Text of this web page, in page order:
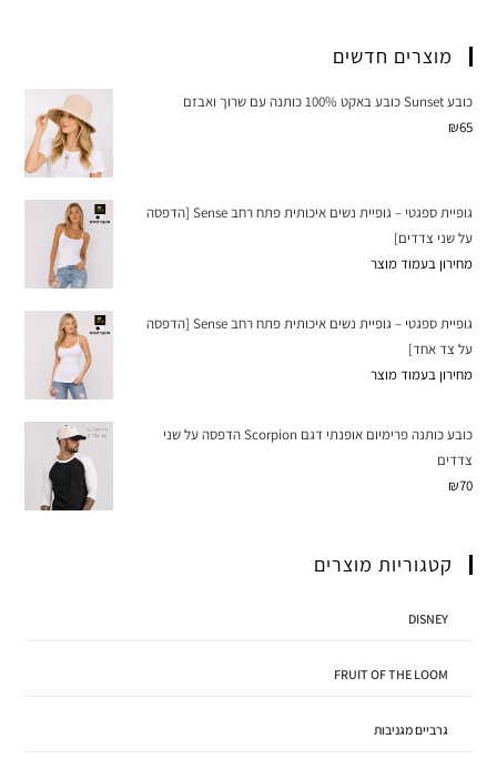
מוצרים חדשים
כובע Sunset כובע באקט 100% כותנה עם שרוך ואבזם
₪65
גופיית ספגטי – גופיית נשים איכותית פתח רחב Sense [הדפסה
על שני צדדים]
מחירון בעמוד מוצר
גופיית ספגטי – גופיית נשים איכותית פתח רחב Sense [הדפסה
על צד אחד]
מחירון בעמוד מוצר
כובע כותנה פרימיום אופנתי דגם Scorpion הדפסה על שני
צדדים
₪70
קטגוריות מוצרים
DISNEY
FRUIT OF THE LOOM
גרביים מגניבות